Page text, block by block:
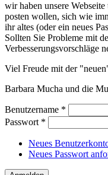
wir haben unsere
posten wollen, sich wie
ihr altes (oder ein neues
Sollten Sie Probleme mit
Verbesserungsvorschläge
Viel Freude mit der
Barbara Mucha und die
Benutzername *
Passwort *
Neues
Neues Passwort